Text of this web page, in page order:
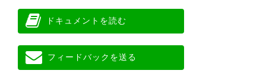
ドキュメントを読む
フィードバックを送る